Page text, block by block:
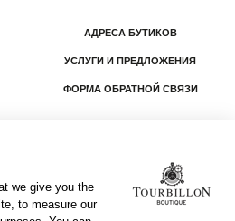
АДРЕСА БУТИКОВ
УСЛУГИ И ПРЕДЛОЖЕНИЯ
ФОРМА ОБРАТНОЙ СВЯЗИ